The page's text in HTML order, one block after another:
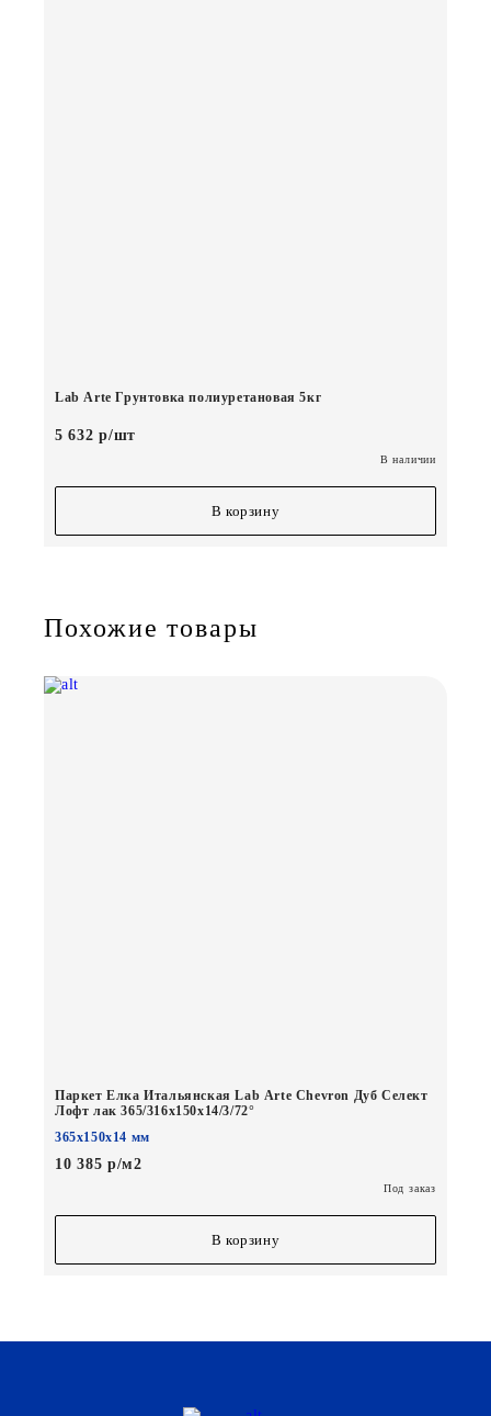
Lab Arte Грунтовка полиуретановая 5кг
5 632 р/шт
В наличии
В корзину
Похожие товары
Паркет Елка Итальянская Lab Arte Chevron Дуб Селект
Лофт лак 365/316х150х14/3/72°
365х150х14 мм
10 385 р/м2
Под заказ
В корзину